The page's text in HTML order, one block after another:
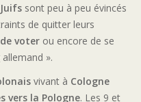
Juifs sont peu à peu évincés
de quitter leurs
voter ou encore de se
».
vivant à Cologne
vers la Pologne. Les 9 et